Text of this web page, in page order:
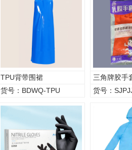
TPU背带围裙
货号：BDWQ-TPU
三角牌胶手
货号：